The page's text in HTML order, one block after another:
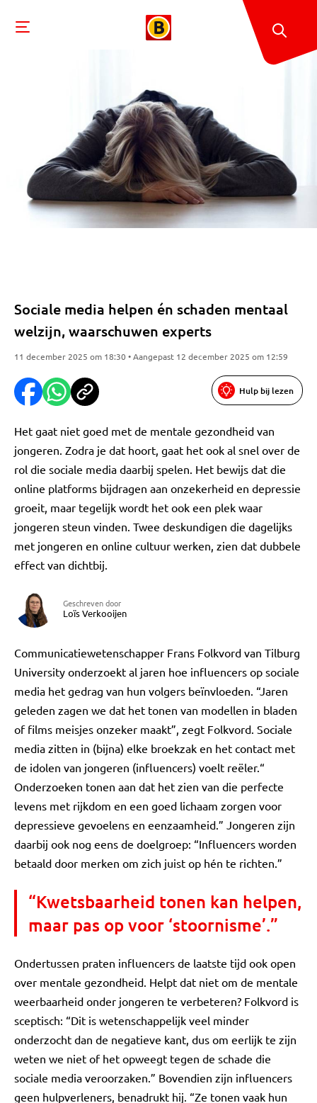
Sociale media helpen én schaden mentaal
welzijn, waarschuwen experts
11 december 2025 om 18:30 • Aangepast 12 december 2025 om 12:59
Hulp bij lezen
Het gaat niet goed met de mentale gezondheid van
jongeren. Zodra je dat hoort, gaat het ook al snel over de
rol die sociale media daarbij spelen. Het bewijs dat die
online platforms bijdragen aan onzekerheid en depressie
groeit, maar tegelijk wordt het ook een plek waar
jongeren steun vinden. Twee deskundigen die dagelijks
met jongeren en online cultuur werken, zien dat dubbele
effect van dichtbij.
Geschreven door
Loïs Verkooijen
Communicatiewetenschapper Frans Folkvord van Tilburg
University onderzoekt al jaren hoe influencers op sociale
media het gedrag van hun volgers beïnvloeden. “Jaren
geleden zagen we dat het tonen van modellen in bladen
of films meisjes onzeker maakt”, zegt Folkvord. Sociale
media zitten in (bijna) elke broekzak en het contact met
de idolen van jongeren (influencers) voelt reëler.“
Onderzoeken tonen aan dat het zien van die perfecte
levens met rijkdom en een goed lichaam zorgen voor
depressieve gevoelens en eenzaamheid.” Jongeren zijn
daarbij ook nog eens de doelgroep: “Influencers worden
betaald door merken om zich juist op hén te richten.”
“Kwetsbaarheid tonen kan helpen,
maar pas op voor ‘stoornisme’.”
Ondertussen praten influencers de laatste tijd ook open
over mentale gezondheid. Helpt dat niet om de mentale
weerbaarheid onder jongeren te verbeteren? Folkvord is
sceptisch: “Dit is wetenschappelijk veel minder
onderzocht dan de negatieve kant, dus om eerlijk te zijn
weten we niet of het opweegt tegen de schade die
sociale media veroorzaken.” Bovendien zijn influencers
geen hulpverleners, benadrukt hij. “Ze tonen vaak hun